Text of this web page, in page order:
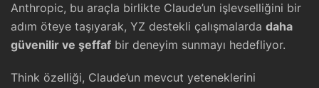
Anthropic, bu araçla birlikte Claude’un işlevselliğini bir
adım öteye taşıyarak, YZ destekli çalışmalarda daha
güvenilir ve şeffaf bir deneyim sunmayı hedefliyor.
Think özelliği, Claude’un mevcut yeteneklerini